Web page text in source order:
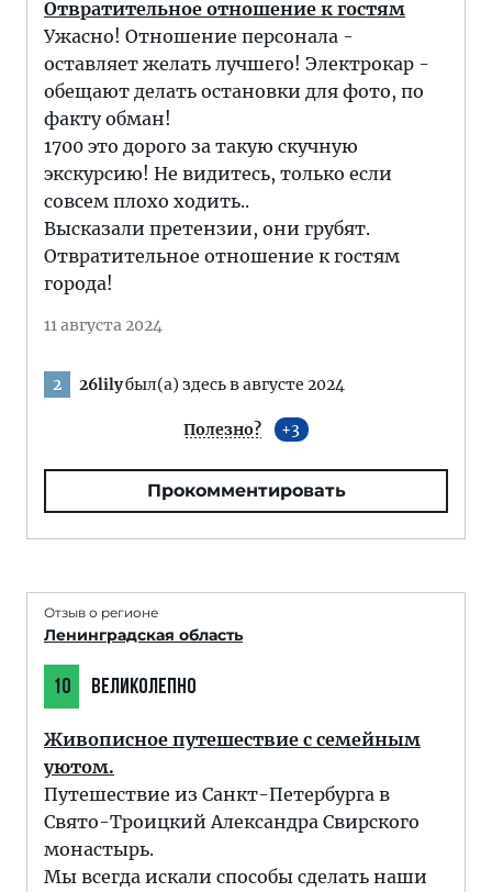
Отвратительное отношение к гостям
Ужасно! Отношение персонала -
оставляет желать лучшего! Электрокар -
обещают делать остановки для фото, по
факту обман!
1700 это дорого за такую скучную
экскурсию! Не видитесь, только если
совсем плохо ходить..
Высказали претензии, они грубят.
Отвратительное отношение к гостям
города!
11 августа 2024
2 26lilyбыл(а) здесь в августе 2024
Полезно? 3
Прокомментировать
Отзыв о регионе
Ленинградская область
10 ВЕЛИКОЛЕПНО
Живописное путешествие с семейным
уютом.
Путешествие из Санкт-Петербурга в
Свято-Троицкий Александра Свирского
монастырь.
Мы всегда искали способы сделать наши